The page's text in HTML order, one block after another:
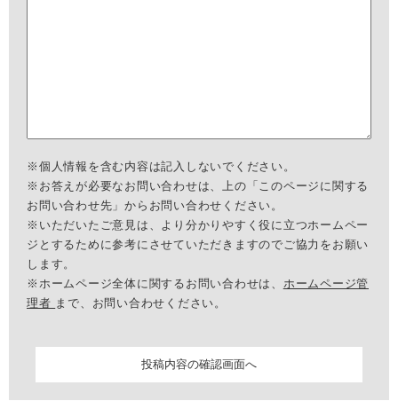
※個人情報を含む内容は記入しないでください。
※お答えが必要なお問い合わせは、上の「このページに関する
お問い合わせ先」からお問い合わせください。
※いただいたご意見は、より分かりやすく役に立つホームペー
ジとするために参考にさせていただきますのでご協力をお願い
します。
※ホームページ全体に関するお問い合わせは、 ホームページ管
理者 まで、お問い合わせください。